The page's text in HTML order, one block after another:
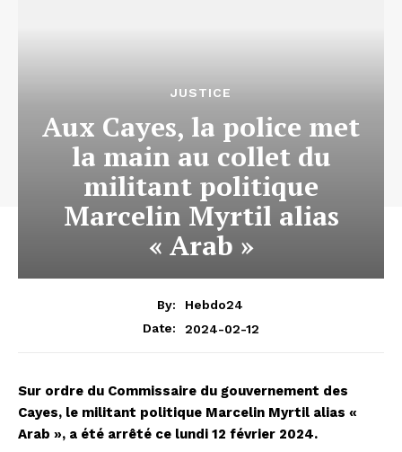
JUSTICE
Aux Cayes, la police met
la main au collet du
militant politique
Marcelin Myrtil alias
« Arab »
By:
Hebdo24
Date:
2024-02-12
Sur ordre du Commissaire du gouvernement des
Cayes, le militant politique Marcelin Myrtil alias «
Arab », a été arrêté ce lundi 12 février 2024.